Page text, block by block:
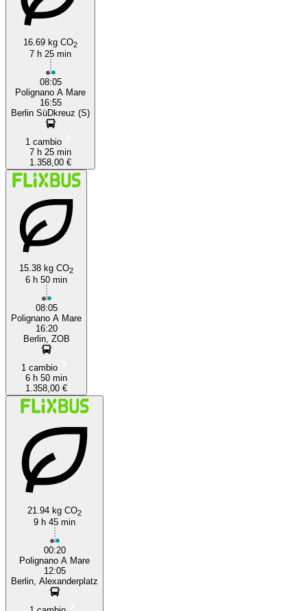
16.69 kg CO2
7 h 25 min
08:05
Polignano A Mare
16:55
Berlin SüDkreuz (S)
1 cambio
7 h 25 min
1.358,00 €
15.38 kg CO2
6 h 50 min
08:05
Polignano A Mare
16:20
Berlin, ZOB
1 cambio
6 h 50 min
1.358,00 €
21.94 kg CO2
9 h 45 min
00:20
Polignano A Mare
12:05
Berlin, Alexanderplatz